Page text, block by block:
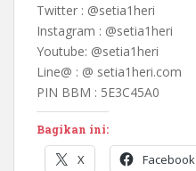
Twitter : @setia1heri
Instagram : @setia1heri
Youtube: @setia1heri
Line@ : @ setia1heri.com
PIN BBM : 5E3C45A0
Bagikan ini:
X Facebook